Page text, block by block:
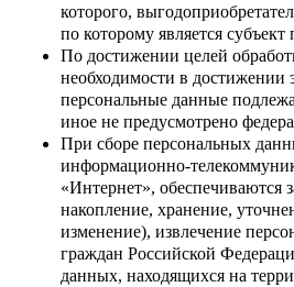
которого,
по которому является
По достижении целей
необходимости в достижении
персональные данные
иное не предусмотрено
При сборе персональных
информационно-
«Интернет», обеспечиваются
накопление, хранение,
изменение), извлечение
граждан Российской
данных, находящихся на